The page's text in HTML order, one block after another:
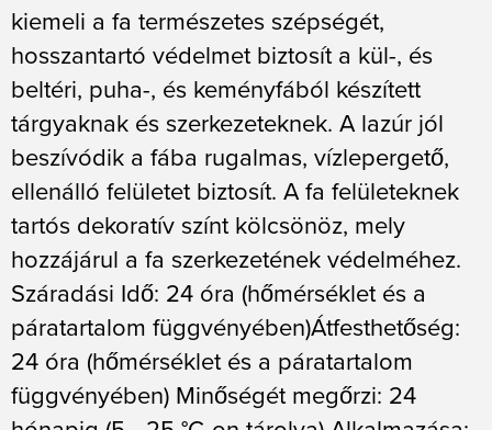
kiemeli a fa természetes szépségét,
hosszantartó védelmet biztosít a kül-, és
beltéri, puha-, és keményfából készített
tárgyaknak és szerkezeteknek. A lazúr jól
beszívódik a fába rugalmas, vízlepergető,
ellenálló felületet biztosít. A fa felületeknek
tartós dekoratív színt kölcsönöz, mely
hozzájárul a fa szerkezetének védelméhez.
Száradási Idő: 24 óra (hőmérséklet és a
páratartalom függvényében)Átfesthetőség:
24 óra (hőmérséklet és a páratartalom
függvényében) Minőségét megőrzi: 24